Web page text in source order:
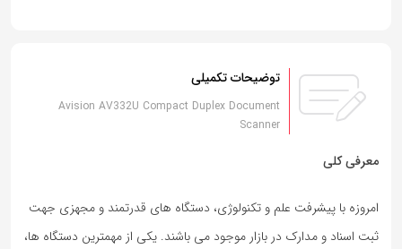
توضیحات تکمیلی
Avision AV332U Compact Duplex Document
Scanner
معرفی کلی
امروزه با پیشرفت علم و تکنولوژی، دستگاه های قدرتمند و مجهزی جهت
ثبت اسناد و مدارک در بازار موجود می باشند. یکی از مهمترین دستگاه ها،